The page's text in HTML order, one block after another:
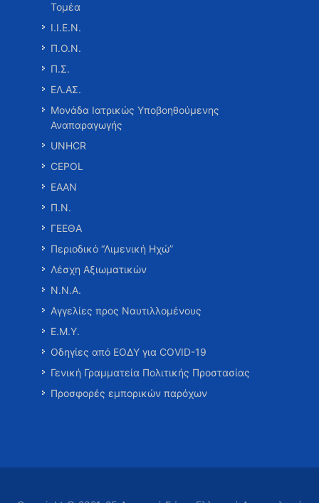
Τομέα
Ι.Ι.Ε.Ν.
Π.Ο.Ν.
Π.Σ.
ΕΛ.ΑΣ.
Μονάδα Ιατρικώς Υποβοηθούμενης
Αναπαραγωγής
UNHCR
CEPOL
ΕΑΑΝ
Π.Ν.
ΓΕΕΘΑ
Περιοδικό “Λιμενική Ηχώ”
Λέσχη Αξιωματικών
Ν.Ν.Α.
Αγγελίες προς Ναυτιλλομένους
Ε.Μ.Υ.
Οδηγίες από ΕΟΔΥ για COVID-19
Γενική Γραμματεία Πολιτικής Προστασίας
Προσφορές εμπορικών παρόχων